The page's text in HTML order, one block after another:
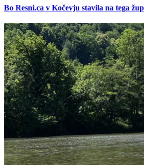
Bo Resni.ca v Kočevju stavila na tega